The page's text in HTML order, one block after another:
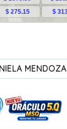
MENDOZA